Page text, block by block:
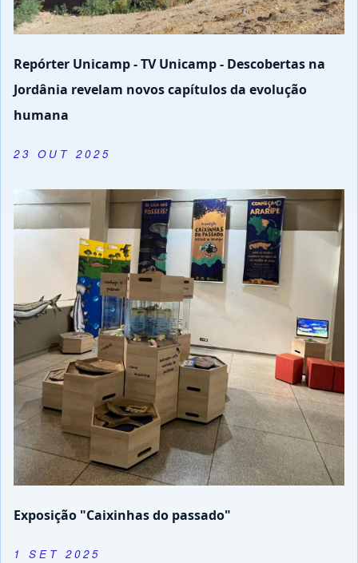
Repórter Unicamp - TV Unicamp - Descobertas na
Jordânia revelam novos capítulos da evolução
humana
23 OUT 2025
Exposição "Caixinhas do passado"
1 SET 2025